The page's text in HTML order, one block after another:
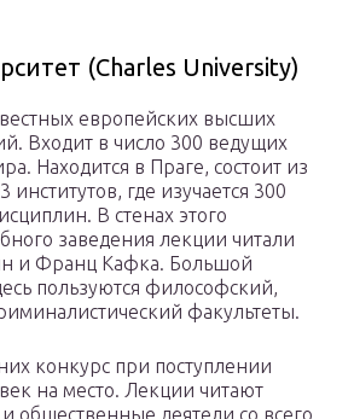
(Сharles University)
европейских высших
Входит в число 300 ведущих
Находится в Праге, состоит из
институтов, где изучается 300
В стенах этого
заведения лекции читали
и Франц Кафка. Большой
пользуются философский,
факультеты.
конкурс при поступлении
на место. Лекции читают
общественные деятели со всего